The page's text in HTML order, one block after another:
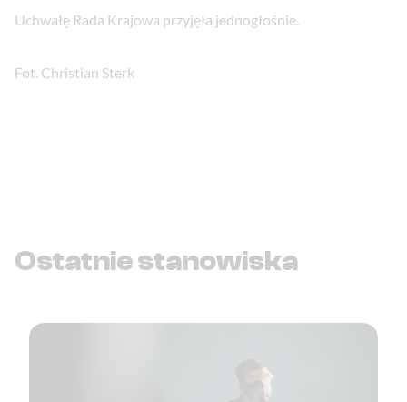
Uchwałę Rada Krajowa przyjęła jednogłośnie.
Fot. Christian Sterk
Ostatnie stanowiska